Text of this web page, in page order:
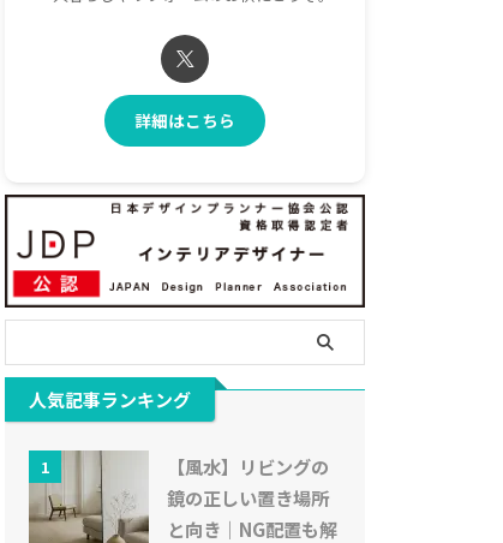
詳細はこちら
人気記事ランキング
1
【風水】リビングの
鏡の正しい置き場所
と向き｜NG配置も解